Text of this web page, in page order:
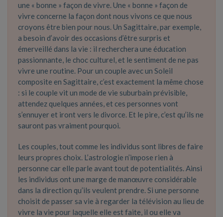
une « bonne » façon de vivre. Une « bonne » façon de
vivre concerne la façon dont nous vivons ce que nous
croyons être bien pour nous. Un Sagittaire, par exemple,
a besoin d’avoir des occasions d’être surpris et
émerveillé dans la vie : il recherchera une éducation
passionnante, le choc culturel, et le sentiment de ne pas
vivre une routine. Pour un couple avec un Soleil
composite en Sagittaire, c’est exactement la même chose
: si le couple vit un mode de vie suburbain prévisible,
attendez quelques années, et ces personnes vont
s’ennuyer et iront vers le divorce. Et le pire, c’est qu’ils ne
sauront pas vraiment pourquoi.
Les couples, tout comme les individus sont libres de faire
leurs propres choix. L’astrologie n’impose rien à
personne car elle parle avant tout de potentialités. Ainsi
les individus ont une marge de manœuvre considérable
dans la direction qu’ils veulent prendre. Si une personne
choisit de passer sa vie à regarder la télévision au lieu de
vivre la vie pour laquelle elle est faite, il ou elle va